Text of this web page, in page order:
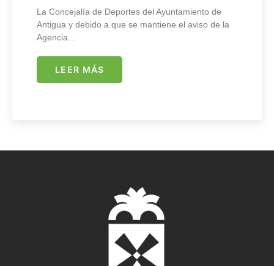
La Concejalía de Deportes del Ayuntamiento de
Antigua y debido a que se mantiene el aviso de la
Agencia…
LEER MÁS